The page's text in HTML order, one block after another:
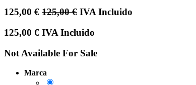
125,00 € 125,00€ IVA Incluido
125,00 € IVA Incluido
Not Available For Sale
Marca